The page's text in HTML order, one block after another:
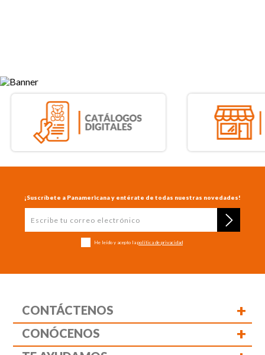
¡Suscríbete a Panamericana y entérate de todas nuestras novedades!
He leído y acepto la política de privacidad
CONTÁCTENOS +
CONÓCENOS +